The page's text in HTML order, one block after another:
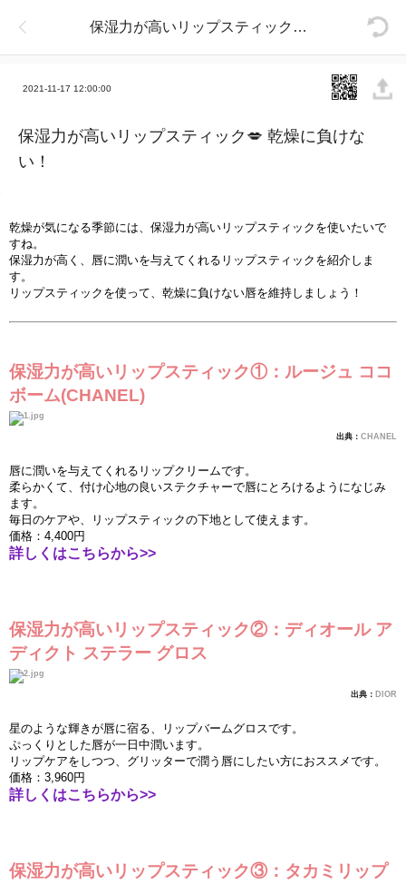
保湿力が高いリップスティック💋 乾燥に負けない！
2021-11-17 12:00:00
保湿力が高いリップスティック💋 乾燥に負けな
い！
乾燥が気になる季節には、保湿力が高いリップスティックを使いたいで
すね。
保湿力が高く、唇に潤いを与えてくれるリップスティックを紹介しま
す。
リップスティックを使って、乾燥に負けない唇を維持しましょう！
保湿力が高いリップスティック①：ルージュ ココ
ボーム(CHANEL)
出典： CHANEL
唇に潤いを与えてくれるリップクリ ームです。
柔らかくて、付け心地の良いステクチャ ーで唇にとろけるようになじみ
ます。
毎 日のケアや、リップスティックの下地として使えます。
価格： 4,400円
詳しくはこちらから>>
保湿力が高いリップスティック②：ディオール ア
ディクト ステラー グロス
出典： DIOR
星のような輝きが唇に宿る、リップバームグロスです。
ぷっくりとした唇が一日中潤います。
リップケアをしつつ、グリッタ ーで潤う唇にしたい方におススメです。
価格： 3,960円
詳しくはこちらから>>
保湿力が高いリップスティック③：タカミリップ